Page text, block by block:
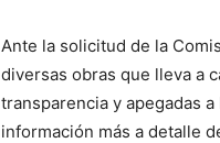
Ante la solicitud de la
diversas obras que lleva a
transparencia y apegadas
información más a detalle